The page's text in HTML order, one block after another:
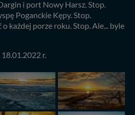
i port Nowy Harsz. Stop.
Poganckie Kępy. Stop.
każdej porze roku. Stop. Ale... byle
r.